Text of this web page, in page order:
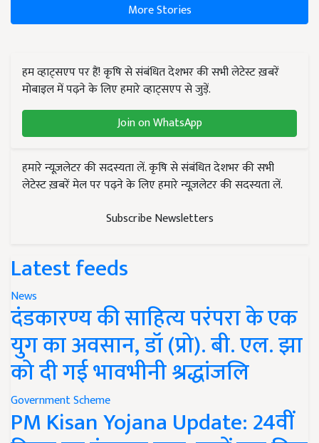
More Stories
हम व्हाट्सएप पर हैं! कृषि से संबंधित देशभर की सभी लेटेस्ट ख़बरें
मोबाइल में पढ़ने के लिए हमारे व्हाट्सएप से जुड़ें.
Join on WhatsApp
हमारे न्यूज़लेटर की सदस्यता लें. कृषि से संबंधित देशभर की सभी
लेटेस्ट ख़बरें मेल पर पढ़ने के लिए हमारे न्यूज़लेटर की सदस्यता लें.
Subscribe Newsletters
Latest feeds
News
दंडकारण्य की साहित्य परंपरा के एक
युग का अवसान, डॉ (प्रो). बी. एल. झा
को दी गई भावभीनी श्रद्धांजलि
Government Scheme
PM Kisan Yojana Update: 24वीं